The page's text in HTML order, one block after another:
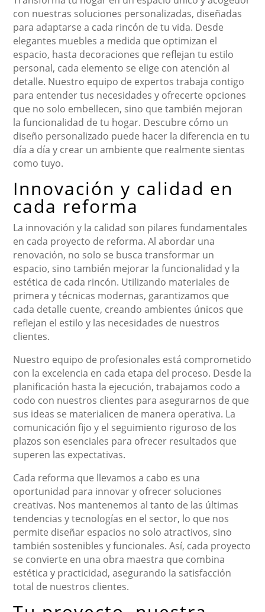
con nuestras soluciones personalizadas, diseñadas
para adaptarse a cada rincón de tu vida. Desde
elegantes muebles a medida que optimizan el
espacio, hasta decoraciones que reflejan tu estilo
personal, cada elemento se elige con atención al
detalle. Nuestro equipo de expertos trabaja contigo
para entender tus necesidades y ofrecerte opciones
que no solo embellecen, sino que también mejoran
la funcionalidad de tu hogar. Descubre cómo un
diseño personalizado puede hacer la diferencia en tu
día a día y crear un ambiente que realmente sientas
como tuyo.
Innovación y calidad en
cada reforma
La innovación y la calidad son pilares fundamentales
en cada proyecto de reforma. Al abordar una
renovación, no solo se busca transformar un
espacio, sino también mejorar la funcionalidad y la
estética de cada rincón. Utilizando materiales de
primera y técnicas modernas, garantizamos que
cada detalle cuente, creando ambientes únicos que
reflejan el estilo y las necesidades de nuestros
clientes.
Nuestro equipo de profesionales está comprometido
con la excelencia en cada etapa del proceso. Desde la
planificación hasta la ejecución, trabajamos codo a
codo con nuestros clientes para asegurarnos de que
sus ideas se materialicen de manera operativa. La
comunicación fijo y el seguimiento riguroso de los
plazos son esenciales para ofrecer resultados que
superen las expectativas.
Cada reforma que llevamos a cabo es una
oportunidad para innovar y ofrecer soluciones
creativas. Nos mantenemos al tanto de las últimas
tendencias y tecnologías en el sector, lo que nos
permite diseñar espacios no solo atractivos, sino
también sostenibles y funcionales. Así, cada proyecto
se convierte en una obra maestra que combina
estética y practicidad, asegurando la satisfacción
total de nuestros clientes.